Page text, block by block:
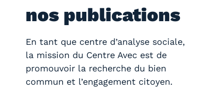
nos publications
En tant que centre d’analyse sociale,
la mission du Centre Avec est de
promouvoir la recherche du bien
commun et l’engagement citoyen.